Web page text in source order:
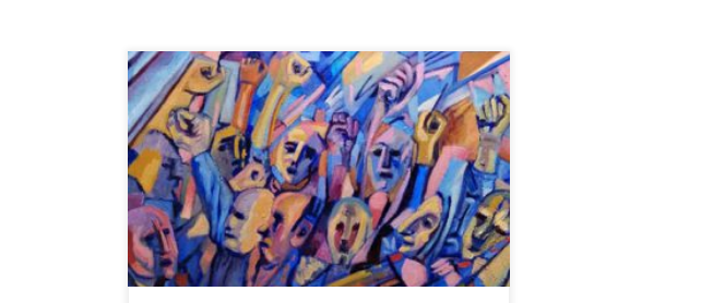
El panorama musical de Granada despunta desde
hace décadas en su versión más urbana, pero, aunque
sea menos conocida, también el ámbito de la pintura
contemporánea merece su reconocimiento. Quizá
uno de los pintores que más me han llamado la
atención recientemente sea Borja Satrústegui. Entre el
18 de diciembre […]